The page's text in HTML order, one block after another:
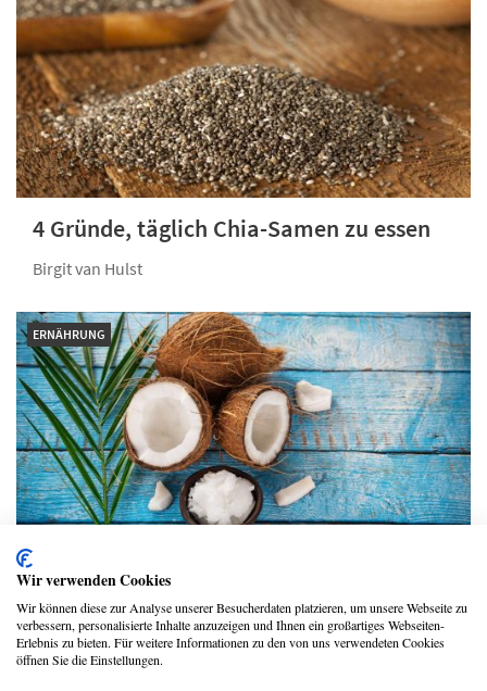
4 Gründe, täglich Chia-Samen zu essen
Birgit van Hulst
ERNÄHRUNG
Exotisch gesund kochen mit Kokosöl
Birgit van Hulst
Wir verwenden Cookies
Wir können diese zur Analyse unserer Besucherdaten platzieren, um unsere Webseite zu
verbessern, personalisierte Inhalte anzuzeigen und Ihnen ein großartiges Webseiten-
Erlebnis zu bieten. Für weitere Informationen zu den von uns verwendeten Cookies
öffnen Sie die Einstellungen.